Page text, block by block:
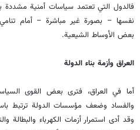
فالدول التي تعتمد سياسات أمنية مشددة
نفسها – بصورة غير مباشرة – أمام
بعض الأوساط الشيعية.
العراق وأزمة بناء الدولة
أما في العراق، فترى بعض القوى
والفساد وضعف مؤسسات الدولة ترتبط
وقد أدى استمرار أزمات الكهرباء والبطالة